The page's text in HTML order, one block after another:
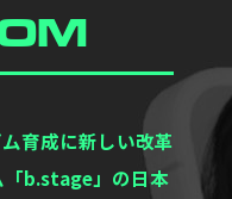
育成に新しい改革
「b.stage」の日本